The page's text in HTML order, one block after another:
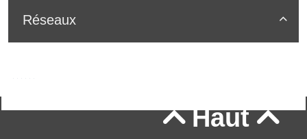

Réseaux
Haut